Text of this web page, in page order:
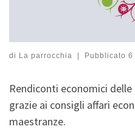
di La parrocchia | Pubblicato 6
Rendiconti economici delle
grazie ai consigli affari
maestranze.